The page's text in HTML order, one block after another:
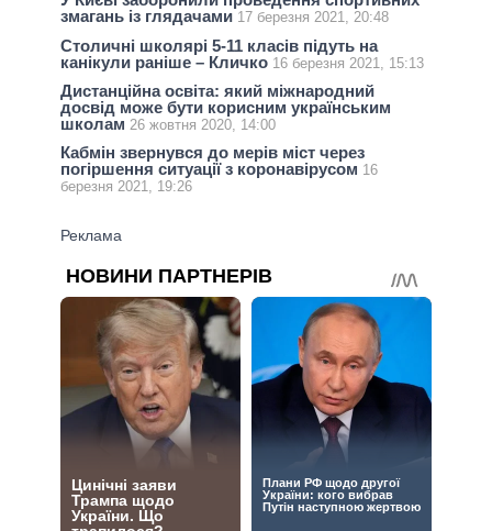
змагань із глядачами 17 березня 2021, 20:48
Столичні школярі 5-11 класів підуть на
канікули раніше – Кличко 16 березня 2021, 15:13
Дистанційна освіта: який міжнародний
досвід може бути корисним українським
школам 26 жовтня 2020, 14:00
Кабмін звернувся до мерів міст через
погіршення ситуації з коронавірусом 16
березня 2021, 19:26